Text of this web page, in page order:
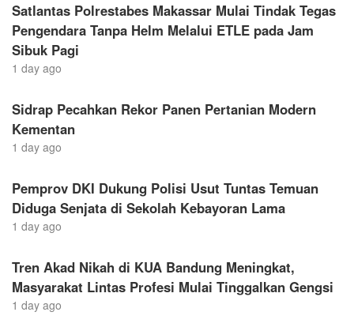
Satlantas Polrestabes Makassar Mulai Tindak Tegas
Pengendara Tanpa Helm Melalui ETLE pada Jam
Sibuk Pagi
1 day ago
Sidrap Pecahkan Rekor Panen Pertanian Modern
Kementan
1 day ago
Pemprov DKI Dukung Polisi Usut Tuntas Temuan
Diduga Senjata di Sekolah Kebayoran Lama
1 day ago
Tren Akad Nikah di KUA Bandung Meningkat,
Masyarakat Lintas Profesi Mulai Tinggalkan Gengsi
1 day ago